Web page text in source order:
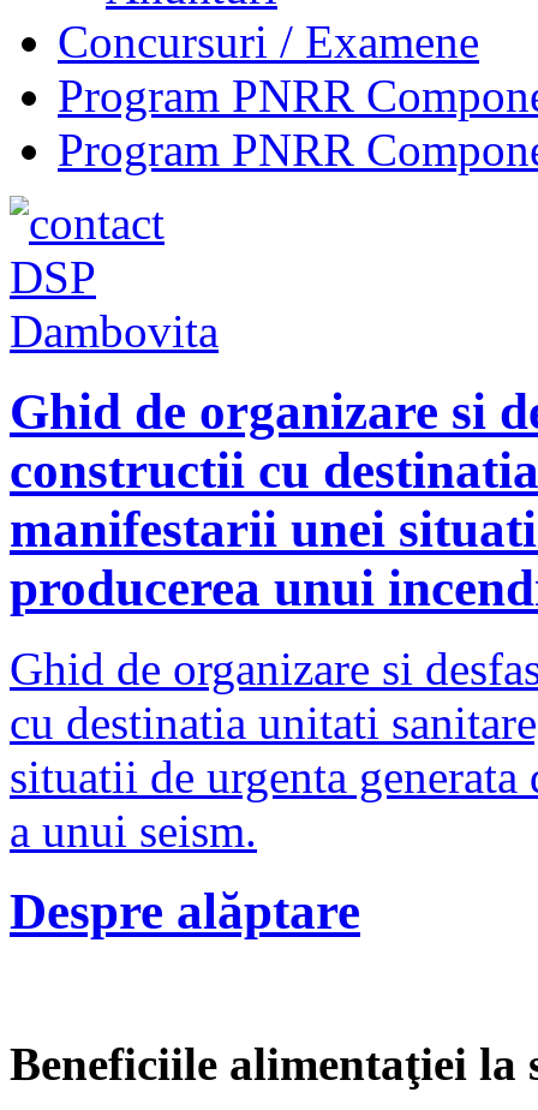
Concursuri / Examene
Program PNRR
Program PNRR
Ghid de organizare si
constructii cu
manifestarii unei
producerea unui
Ghid de organizare si
cu destinatia unitati
situatii de urgenta
a unui seism.
Despre alăptare
Beneficiile alimentaţiei la